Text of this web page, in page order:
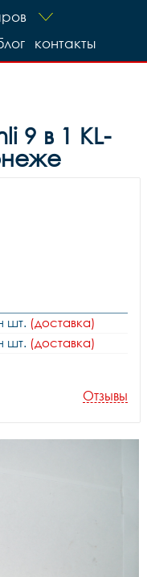
контакты
9 в 1 KL-
шт. (доставка)
шт. (доставка)
Отзывы